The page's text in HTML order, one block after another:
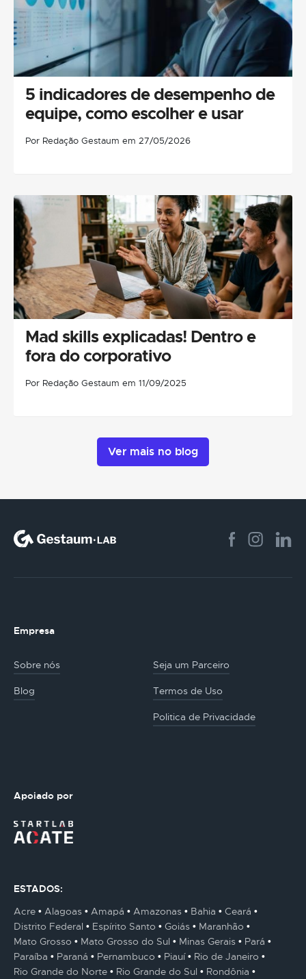
5 indicadores de desempenho de
equipe, como escolher e usar
Por Redação Gestaum em 27/05/2026
Mad skills explicadas! Dentro e
fora do corporativo
Por Redação Gestaum em 11/09/2025
Ver mais no blog
Empresa
Sobre nós Seja um Parceiro
Blog Termos de Uso
Politica de Privacidade
Apoiado por
ESTADOS:
Acre
Alagoas Amapá Amazonas Bahia
Ceará
Distrito Federal
Espírito Santo Goiás
Maranhão
Mato Grosso
Mato Grosso do Sul Minas Gerais
Pará
Paraíba
Paraná Pernambuco Piauí
Rio de Janeiro
Rio Grande do Norte
Rio Grande do Sul Rondônia